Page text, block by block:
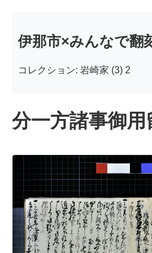
伊那市×みんなで翻
コレクション: 岩崎家 (3) 2
分一方諸事御用